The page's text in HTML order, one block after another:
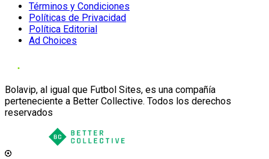
Términos y Condiciones
Políticas de Privacidad
Política Editorial
Ad Choices
Bolavip, al igual que Futbol Sites, es una compañía
perteneciente a Better Collective. Todos los derechos
reservados